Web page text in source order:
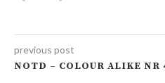
previous post
NOTD – COLOUR ALIKE NR